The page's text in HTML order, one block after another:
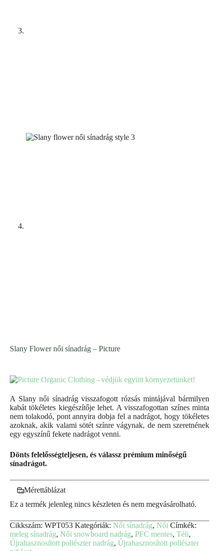
Slany Flower női sínadrág – Picture
A Slany női sínadrág visszafogott rózsás mintájával bármilyen
kabát tökéletes kiegészítője lehet. A visszafogottan színes minta
nem tolakodó, pont annyira dobja fel a nadrágot, hogy tökéletes
azoknak, akik valami sötét színre vágynak, de nem szeretnének
egy egyszínű fekete nadrágot venni.
Dönts felelősségteljesen, és válassz prémium minőségű
sínadrágot.
Mérettáblázat
Ez a termék jelenleg nincs készleten és nem megvásárolható.
Cikkszám: WPT053 Kategóriák: Női sínadrág, Női Címkék:
meleg sínadrág, Női snowboard nadrág, PFC mentes, Téli,
Újrahasznosított poliészter nadrág, Újrahasznosított poliészter